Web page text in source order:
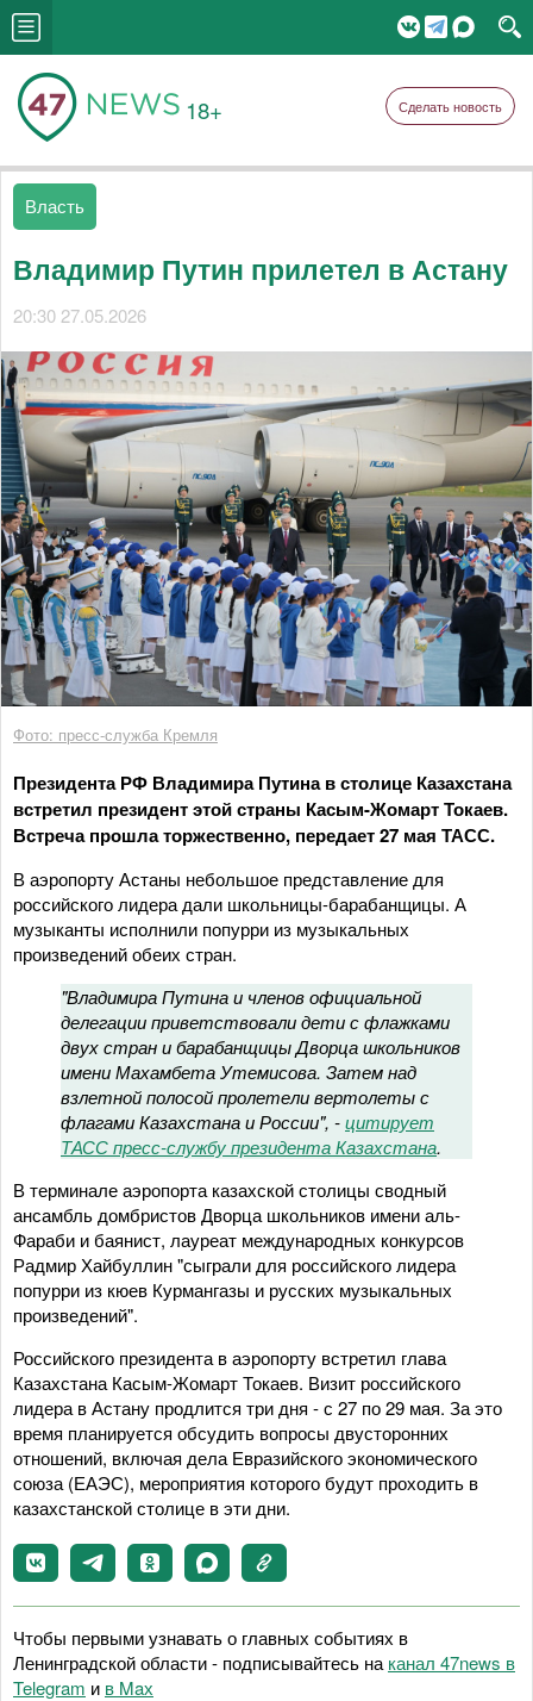
18+ Сделать новость
Власть
Владимир Путин прилетел в Астану
20:30 27.05.2026
Фото: пресс-служба Кремля
Президента РФ Владимира Путина в столице Казахстана
встретил президент этой страны Касым-Жомарт Токаев.
Встреча прошла торжественно, передает 27 мая ТАСС.
В аэропорту Астаны небольшое представление для
российского лидера дали школьницы-барабанщицы. А
музыканты исполнили попурри из музыкальных
произведений обеих стран.
"Владимира Путина и членов официальной
делегации приветствовали дети с флажками
двух стран и барабанщицы Дворца школьников
имени Махамбета Утемисова. Затем над
взлетной полосой пролетели вертолеты с
флагами Казахстана и России", -цитирует
ТАСС пресс-службу президента Казахстана.
В терминале аэропорта казахской столицы сводный
ансамбль домбристов Дворца школьников имени аль-
Фараби и баянист, лауреат международных конкурсов
Радмир Хайбуллин "сыграли для российского лидера
попурри из кюев Курмангазы и русских музыкальных
произведений".
Российского президента в аэропорту встретил глава
Казахстана Касым-Жомарт Токаев. Визит российского
лидера в Астану продлится три дня - с 27 по 29 мая. За это
время планируется обсудить вопросы двусторонних
отношений, включая дела Евразийского экономического
союза (ЕАЭС), мероприятия которого будут проходить в
казахстанской столице в эти дни.
Чтобы первыми узнавать о главных событиях в
Ленинградской области - подписывайтесь на канал 47news в
Telegram и в Maх